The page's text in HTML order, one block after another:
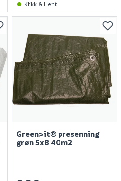
Klikk & Hent
Green>it® presenning
grøn 5x8 40m2